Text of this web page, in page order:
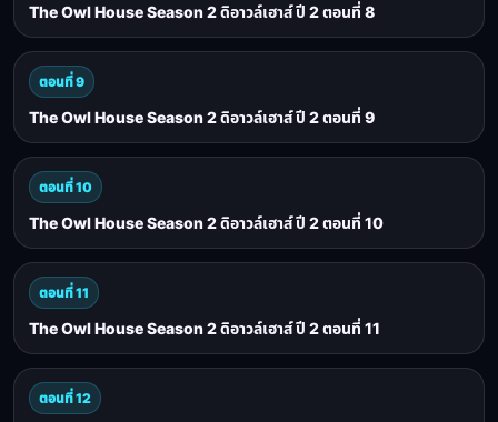
The Owl House Season 2 ดิอาวล์เฮาส์ ปี 2 ตอนที่ 8
ตอนที่ 9
The Owl House Season 2 ดิอาวล์เฮาส์ ปี 2 ตอนที่ 9
ตอนที่ 10
The Owl House Season 2 ดิอาวล์เฮาส์ ปี 2 ตอนที่ 10
ตอนที่ 11
The Owl House Season 2 ดิอาวล์เฮาส์ ปี 2 ตอนที่ 11
ตอนที่ 12